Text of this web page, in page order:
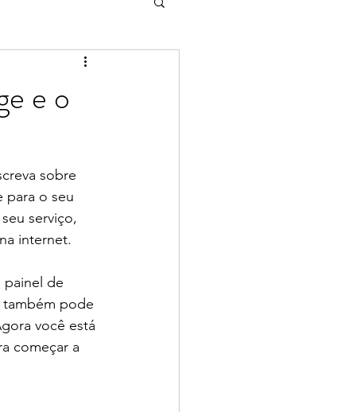
e o
sobre
para o seu
serviço,
internet.
painel de
pode
você está
começar a